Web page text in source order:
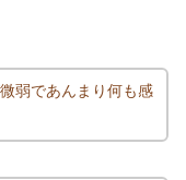
弱であんまり何も感